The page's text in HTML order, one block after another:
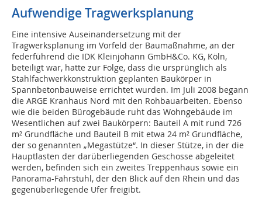
Aufwendige Tragwerksplanung
Eine intensive Auseinandersetzung mit der
Tragwerksplanung im Vorfeld der Baumaßnahme, an der
federführend die IDK Kleinjohann GmbH&Co. KG, Köln,
beteiligt war, hatte zur Folge, dass die ursprünglich als
Stahlfachwerkkonstruktion geplanten Baukörper in
Spannbetonbauweise errichtet wurden. Im Juli 2008 begann
die ARGE Kranhaus Nord mit den Rohbauarbeiten. Ebenso
wie die beiden Bürogebäude ruht das Wohngebäude im
Wesentlichen auf zwei Baukörpern: Bauteil A mit rund 726
m² Grundfläche und Bauteil B mit etwa 24 m² Grundfläche,
der so genannten „Megastütze“. In dieser Stütze, in der die
Hauptlasten der darüberliegenden Geschosse abgeleitet
werden, befinden sich ein zweites Treppenhaus sowie ein
Panorama-Fahrstuhl, der den Blick auf den Rhein und das
gegenüberliegende Ufer freigibt.